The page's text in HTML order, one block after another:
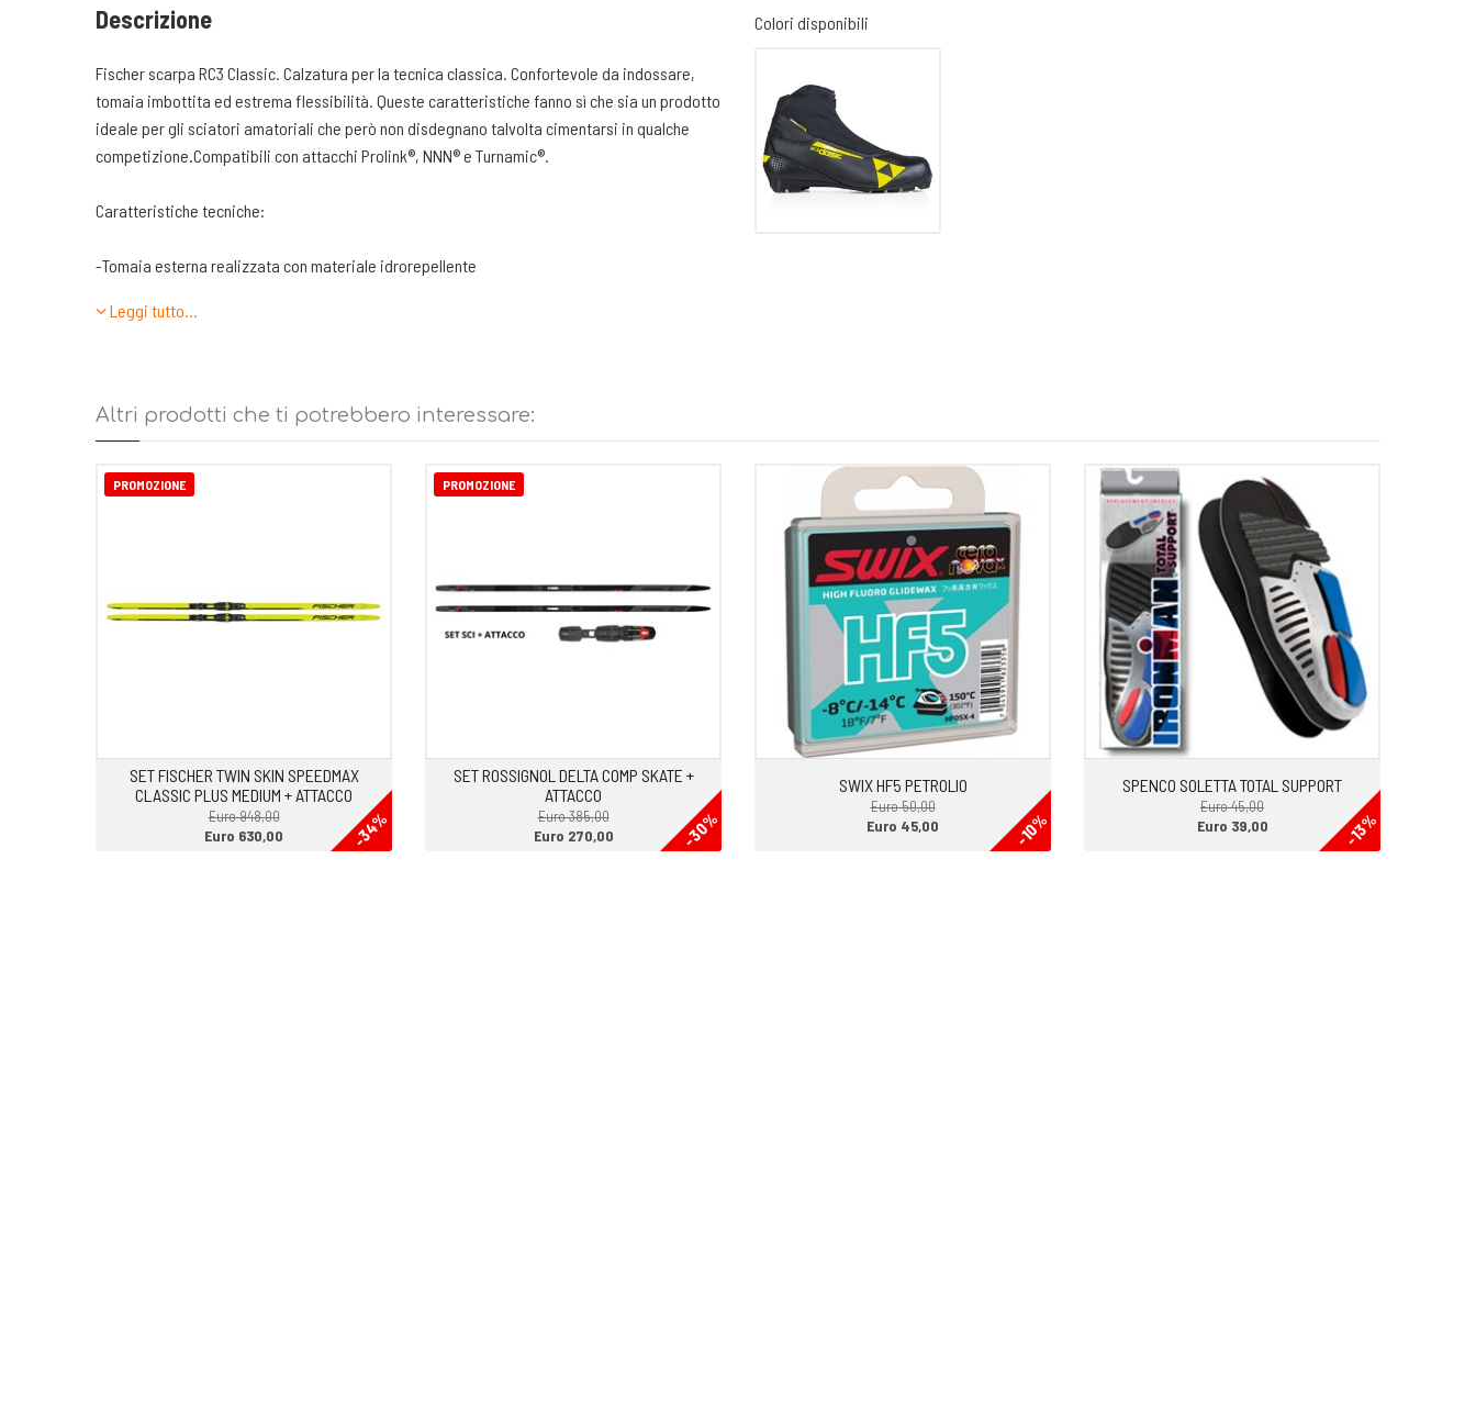
Colori disponibili
Descrizione
Fischer scarpa RC3 Classic. Calzatura per la tecnica classica. Confortevole da indossare,
tomaia imbottita ed estrema flessibilità. Queste caratteristiche fanno sì che sia un prodotto
ideale per gli sciatori amatoriali che però non disdegnano talvolta cimentarsi in qualche
competizione.Compatibili con attacchi Prolink®, NNN® e Turnamic®.
Caratteristiche tecniche:
-Tomaia esterna realizzata con materiale idrorepellente
-Fischer Speed Lock. Sistema di allacciatura rapido e pratico.
-Membrana Triple F. Avvolge tutta la tomaia e garantisce termicità e protezione dall’acqua
-Thermo Fit. Imbottitura posizionata nella zona del retropiede. Si forma perfettamente sul
-Suola Turnamic® Performance. Suola Monoblocco flessibile e leggera.
Leggi tutto…
Altri prodotti che ti potrebbero interessare:
PROMOZIONE
SET FISCHER TWIN SKIN SPEEDMAX
CLASSIC PLUS MEDIUM + ATTACCO
Euro 948,00 -34%
Euro 630,00
PROMOZIONE
SET ROSSIGNOL DELTA COMP SKATE +
ATTACCO
Euro 385,00 -30%
Euro 270,00
SWIX HF5 PETROLIO
Euro 50,00
-10%
Euro 45,00
SPENCO SOLETTA TOTAL SUPPORT
Euro 45,00
-13%
Euro 39,00